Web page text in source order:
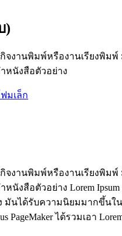
)
จงานพิมพ์หรืองานเรียงพิม
หนังสือตัวอย่าง
มเล็ก
จงานพิมพ์หรืองานเรียงพิม
งสือตัวอย่าง Lorem
มันได้รับความนิยมมากขึ้นใ
PageMaker ได้รวมเอา